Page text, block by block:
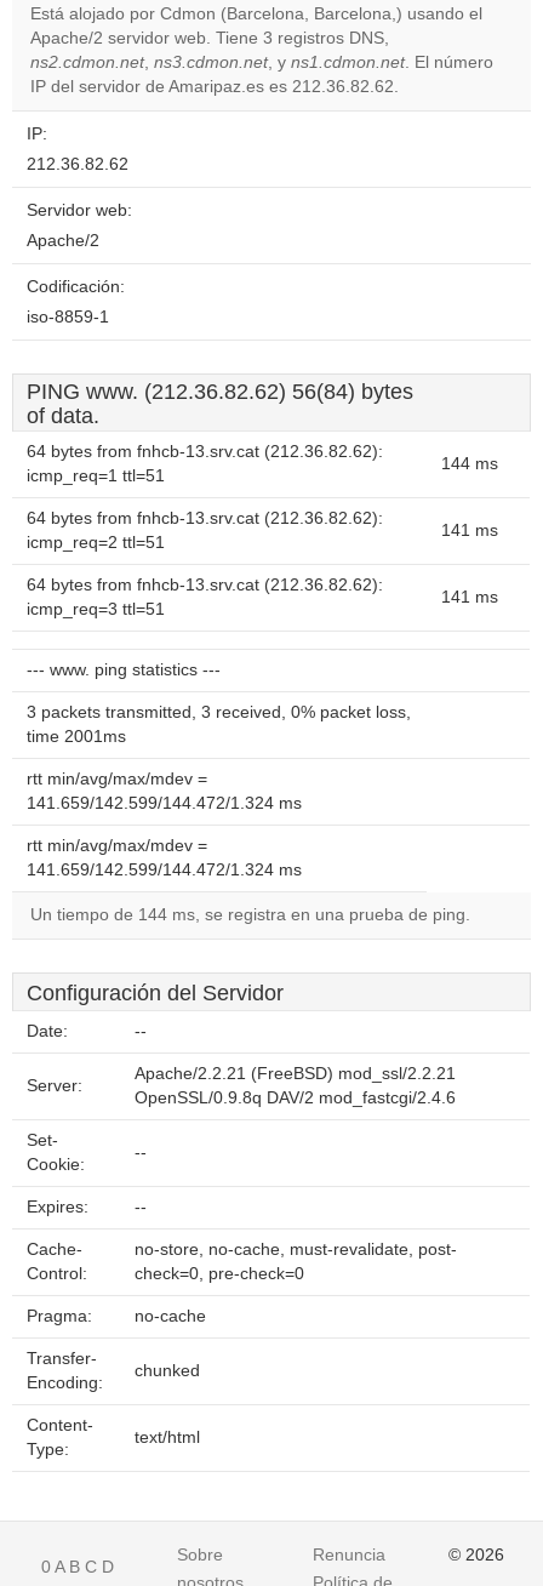
Do you
own this
website?
OK
Está alojado por Cdmon (Barcelona, Barcelona,) usando el
Apache/2 servidor web. Tiene 3 registros DNS,
ns2.cdmon.net, ns3.cdmon.net, y ns1.cdmon.net. El número
IP del servidor de Amaripaz.es es 212.36.82.62.
IP:
212.36.82.62
Servidor web:
Apache/2
Codificación:
iso-8859-1
PING www. (212.36.82.62) 56(84) bytes
of data.
64 bytes from fnhcb-13.srv.cat (212.36.82.62):
icmp_req=1 ttl=51
144 ms
64 bytes from fnhcb-13.srv.cat (212.36.82.62):
icmp_req=2 ttl=51
141 ms
64 bytes from fnhcb-13.srv.cat (212.36.82.62):
icmp_req=3 ttl=51
141 ms
--- www. ping statistics ---
3 packets transmitted, 3 received, 0% packet loss,
time 2001ms
rtt min/avg/max/mdev =
141.659/142.599/144.472/1.324 ms
rtt min/avg/max/mdev =
141.659/142.599/144.472/1.324 ms
Un tiempo de 144 ms, se registra en una prueba de ping.
Configuración del Servidor
Date: --
Server:
Apache/2.2.21 (FreeBSD) mod_ssl/2.2.21
OpenSSL/0.9.8q DAV/2 mod_fastcgi/2.4.6
Set-
Cookie:
--
Expires: --
Cache-
Control:
no-store, no-cache, must-revalidate, post-
check=0, pre-check=0
Pragma: no-cache
Transfer-
Encoding:
chunked
Content-
Type:
text/html
0A B C D
Sobre
Renuncia
© 2026